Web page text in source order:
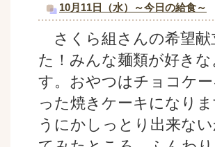
10月11日（水）～今日の給食～
さくら組さんの希望献
た！みんな麺類が好き
す。おやつはチョコケ
った焼きケーキになり
うにかしっとり出来な